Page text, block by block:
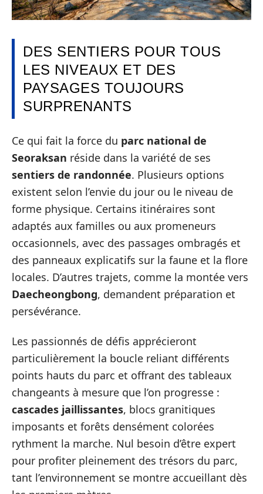
DES SENTIERS POUR TOUS
LES NIVEAUX ET DES
PAYSAGES TOUJOURS
SURPRENANTS
Ce qui fait la force du parc national de
Seoraksan réside dans la variété de ses
sentiers de randonnée. Plusieurs options
existent selon l’envie du jour ou le niveau de
forme physique. Certains itinéraires sont
adaptés aux familles ou aux promeneurs
occasionnels, avec des passages ombragés et
des panneaux explicatifs sur la faune et la flore
locales. D’autres trajets, comme la montée vers
Daecheongbong, demandent préparation et
persévérance.
Les passionnés de défis apprécieront
particulièrement la boucle reliant différents
points hauts du parc et offrant des tableaux
changeants à mesure que l’on progresse :
cascades jaillissantes, blocs granitiques
imposants et forêts densément colorées
rythment la marche. Nul besoin d’être expert
pour profiter pleinement des trésors du parc,
tant l’environnement se montre accueillant dès